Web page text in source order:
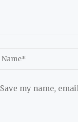
Save my name,